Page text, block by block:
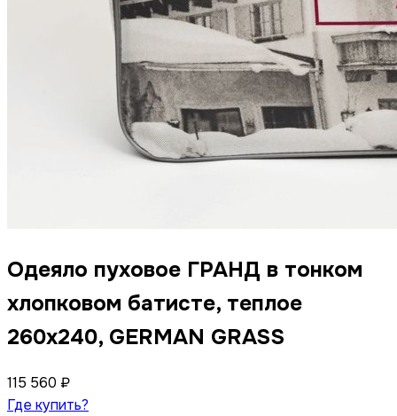
Одеяло пуховое ГРАНД в тонком
хлопковом батисте, теплое
260x240, GERMAN GRASS
115 560 ₽
Где купить?